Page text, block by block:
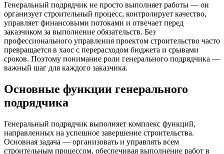
Генеральный подрядчик не просто выполняет работы — он
организует строительный процесс, контролирует качество,
управляет финансовыми потоками и отвечает перед
заказчиком за выполнение обязательств. Без
профессионального управления проектом строительство часто
превращается в хаос с перерасходом бюджета и срывами
сроков. Поэтому понимание роли генерального подрядчика —
важный шаг для каждого заказчика.
Основные функции генерального
подрядчика
Генеральный подрядчик выполняет комплекс функций,
направленных на успешное завершение строительства.
Основная задача — организовать и управлять всем
строительным процессом, обеспечивая выполнение работ в